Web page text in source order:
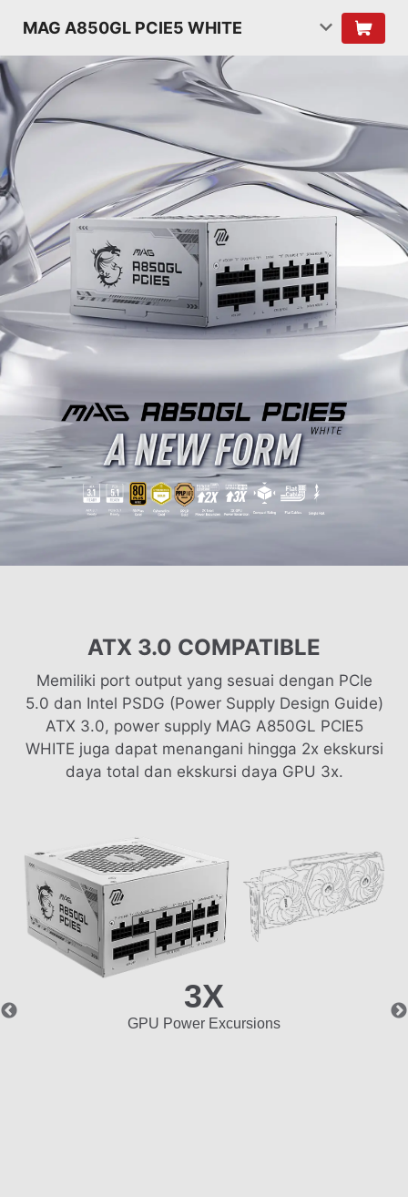
MAG A850GL PCIE5 WHITE
ATX 3.0 COMPATIBLE
Memiliki port output yang sesuai dengan PCIe
5.0 dan Intel PSDG (Power Supply Design Guide)
ATX 3.0, power supply MAG A850GL PCIE5
WHITE juga dapat menangani hingga 2x ekskursi
daya total dan ekskursi daya GPU 3x.
3X
GPU Power Excursions